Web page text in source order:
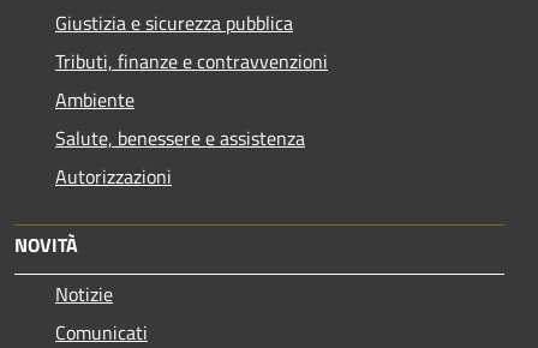
Giustizia e sicurezza pubblica
Tributi, finanze e contravvenzioni
Ambiente
Salute, benessere e assistenza
Autorizzazioni
NOVITÀ
Notizie
Comunicati